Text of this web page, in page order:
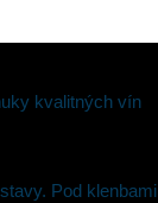
kvalitných vín
Pod klenbami